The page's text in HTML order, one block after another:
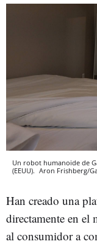
Un robot humanoide de
(EEUU). Aron Frishberg/
Han creado una
directamente en
al consumidor a